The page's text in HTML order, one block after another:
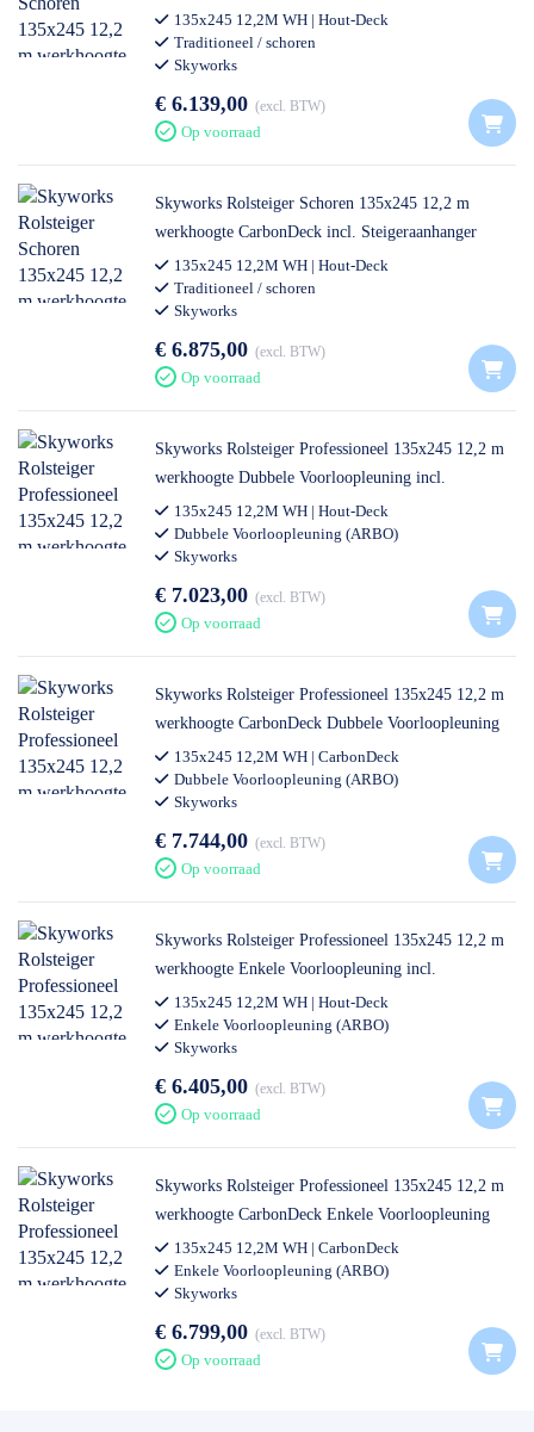
135x245 12,2M WH | Hout-Deck
Traditioneel / schoren
Skyworks
€ 6.139,00 excl. BTW
Op voorraad
Skyworks Rolsteiger Schoren 135x245 12,2 m
werkhoogte CarbonDeck incl. Steigeraanhanger
DeLuxe
135x245 12,2M WH | Hout-Deck
Traditioneel / schoren
Skyworks
€ 6.875,00 excl. BTW
Op voorraad
Skyworks Rolsteiger Professioneel 135x245 12,2 m
werkhoogte Dubbele Voorloopleuning incl.
Steigeraanhanger DeLuxe
135x245 12,2M WH | Hout-Deck
Dubbele Voorloopleuning (ARBO)
Skyworks
€ 7.023,00 excl. BTW
Op voorraad
Skyworks Rolsteiger Professioneel 135x245 12,2 m
werkhoogte CarbonDeck Dubbele Voorloopleuning
incl. Steigeraanhanger DeLuxe
135x245 12,2M WH | CarbonDeck
Dubbele Voorloopleuning (ARBO)
Skyworks
€ 7.744,00 excl. BTW
Op voorraad
Skyworks Rolsteiger Professioneel 135x245 12,2 m
werkhoogte Enkele Voorloopleuning incl.
Steigeraanhanger DeLuxe
135x245 12,2M WH | Hout-Deck
Enkele Voorloopleuning (ARBO)
Skyworks
€ 6.405,00 excl. BTW
Op voorraad
Skyworks Rolsteiger Professioneel 135x245 12,2 m
werkhoogte CarbonDeck Enkele Voorloopleuning
incl. Steigeraanhanger DeLuxe
135x245 12,2M WH | CarbonDeck
Enkele Voorloopleuning (ARBO)
Skyworks
€ 6.799,00 excl. BTW
Op voorraad